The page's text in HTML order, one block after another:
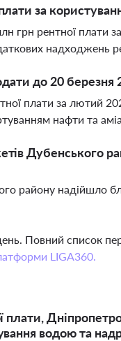
за
грн рентної плати
надходжень
до 20 березня
плати за лютий
нафти та
Дубенського
району надійшло
Повний список
LIGA360.
плати,
водою та